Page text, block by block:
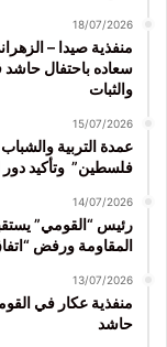
18/07/2026
منفذية صيدا –
سعاده باحتفال حاشد
والثبات
15/07/2026
عمدة التربية
فلسطين” وتأكيد دور
14/07/2026
رئيس “القومي”
المقاومة ورفض
13/07/2026
حاشد